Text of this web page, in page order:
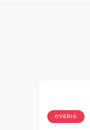
OVERIG